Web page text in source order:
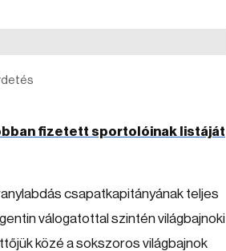
fizetett sportolóinak listáját
csapatkapitányának teljes
válogatottal szintén világbajnoki
közé a sokszoros világbajnok